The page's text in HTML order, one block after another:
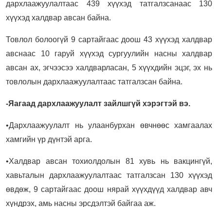
дархлаажуулалтаас 439 хүүхэд татгалзсанаас 130
хүүхэд халдвар авсан байна.
Товлол болоогүй 9 сартайгаас доош 43 хүүхэд халдвар
авснаас 10 гаруй хүүхэд сургуулийн насны халдвар
авсан ах, эгчээсээ халдварласан, 5 хүүхдийн эцэг, эх нь
товлолын дархлаажуулалтаас татгалзсан байна.
-Яагаад дархлаажуулалт зайлшгүй хэрэгтэй вэ.
•Дархлаажуулалт нь улаанбурхан өвчнөөс хамгаалах
хамгийн үр дүнтэй арга.
•Халдвар авсан тохиолдолын 81 хувь нь вакцингүй,
хавьталын дархлаажуулалтаас татгалзсан 130 хүүхэд
өвдөж, 9 сартайгаас доош нярай хүүхдүүд халдвар авч
хүндрэх, амь насны эрсдэлтэй байгаа аж.